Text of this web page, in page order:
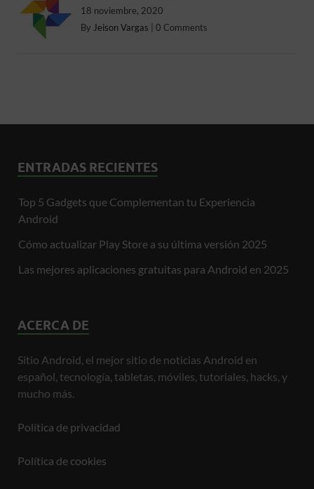
18 noviembre, 2020
By Jeison Vargas 0 Comments
ENTRADAS RECIENTES
Top 5 Gadgets que Complementan tu Experiencia
Android
Cómo actualizar Play Store a su última versión 2025
Las mejores aplicaciones gratuitas para Android en 2025
ACERCA DE
Sitio Android, el mejor sitio de noticias Android en
español, tecnología, tabletas, móviles, tutoriales, hacks, y
mucho más.
Política de privacidad
Política de cookies